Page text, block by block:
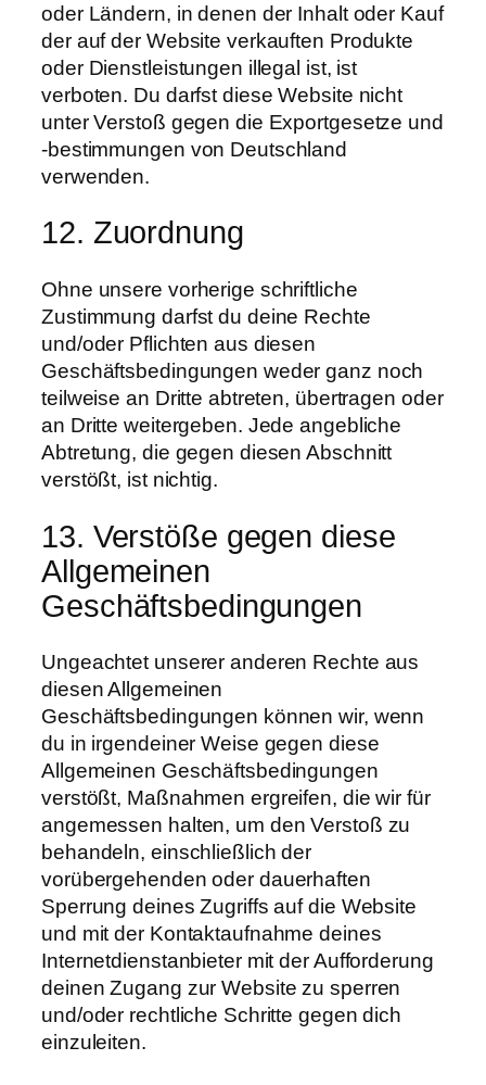
oder Ländern, in denen der Inhalt oder Kauf
der auf der Website verkauften Produkte
oder Dienstleistungen illegal ist, ist
verboten. Du darfst diese Website nicht
unter Verstoß gegen die Exportgesetze und
-bestimmungen von Deutschland
verwenden.
12. Zuordnung
Ohne unsere vorherige schriftliche
Zustimmung darfst du deine Rechte
und/oder Pflichten aus diesen
Geschäftsbedingungen weder ganz noch
teilweise an Dritte abtreten, übertragen oder
an Dritte weitergeben. Jede angebliche
Abtretung, die gegen diesen Abschnitt
verstößt, ist nichtig.
13. Verstöße gegen diese
Allgemeinen
Geschäftsbedingungen
Ungeachtet unserer anderen Rechte aus
diesen Allgemeinen
Geschäftsbedingungen können wir, wenn
du in irgendeiner Weise gegen diese
Allgemeinen Geschäftsbedingungen
verstößt, Maßnahmen ergreifen, die wir für
angemessen halten, um den Verstoß zu
behandeln, einschließlich der
vorübergehenden oder dauerhaften
Sperrung deines Zugriffs auf die Website
und mit der Kontaktaufnahme deines
Internetdienstanbieter mit der Aufforderung
deinen Zugang zur Website zu sperren
und/oder rechtliche Schritte gegen dich
einzuleiten.